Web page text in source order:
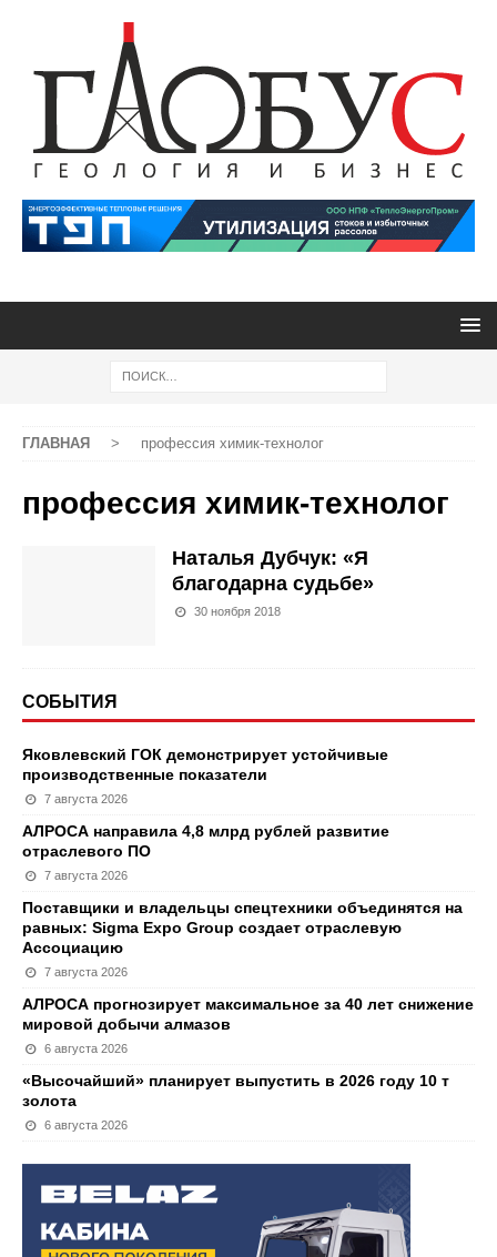
ГЛАВНАЯ > профессия химик-технолог
профессия химик-технолог
Наталья Дубчук: «Я
благодарна судьбе»
30 ноября 2018
СОБЫТИЯ
Яковлевский ГОК демонстрирует устойчивые
производственные показатели
7 августа 2026
АЛРОСА направила 4,8 млрд рублей развитие
отраслевого ПО
7 августа 2026
Поставщики и владельцы спецтехники объединятся на
равных: Sigma Expo Group создает отраслевую
Ассоциацию
7 августа 2026
АЛРОСА прогнозирует максимальное за 40 лет снижение
мировой добычи алмазов
6 августа 2026
«Высочайший» планирует выпустить в 2026 году 10 т
золота
6 августа 2026